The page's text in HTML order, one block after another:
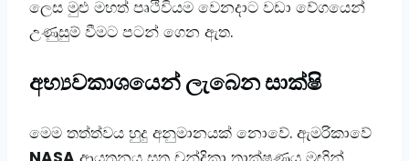
ලෙස මුළු මහත් පෘථිවියම වෙනදාට වඩා වේගයෙන්
උණුසුම් වීමට පටන් ගෙන ඇත.
​අභ්‍යවකාශයෙන් ලැබෙන සාක්ෂි
​මෙම තත්ත්වය හුදු අනුමානයක් නොවේ. ඇමරිකාවේ